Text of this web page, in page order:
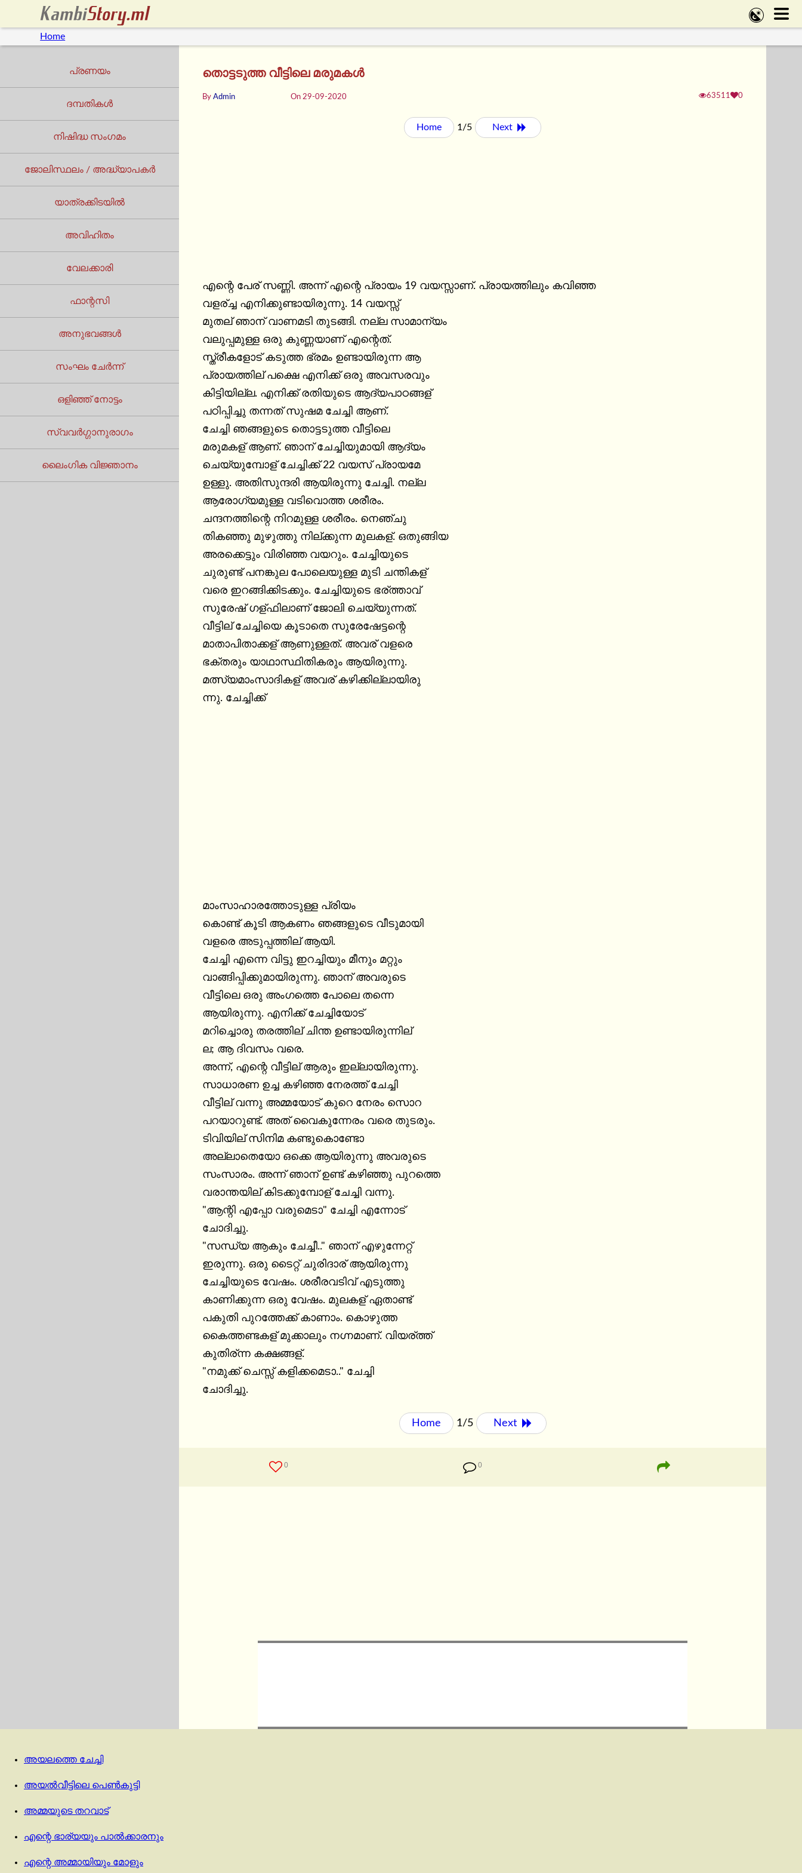
Home
പ്രണയം
ദമ്പതികൾ
നിഷിദ്ധ സംഗമം
ജോലിസ്ഥലം / അദ്ധ്യാപകർ
യാത്രക്കിടയില്‍
അവിഹിതം
വേലക്കാരി
ഫാന്റസി
അനുഭവങ്ങൾ
സംഘം ചേർന്ന്
ഒളിഞ്ഞ് നോട്ടം
സ്വവർഗ്ഗാനുരാഗം
ലൈംഗിക വിജ്ഞാനം
തൊട്ടടുത്ത വീട്ടിലെ മരുമകൾ
ByAdmin On 29-09-2020 63511 0
Home 1/5 Next
എന്റെ പേര് സണ്ണി. അന്ന് എന്റെ പ്രായം 19 വയസ്സാണ്. പ്രായത്തിലും കവിഞ്ഞ
വളര്ച്ച എനിക്കുണ്ടായിരുന്നു. 14 വയസ്സ്
മുതല് ഞാന് വാണമടി തുടങ്ങി. നല്ല സാമാന്യം
വലുപ്പമുള്ള ഒരു കുണ്ണയാണ് എന്റെത്.
സ്ത്രീകളോട് കടുത്ത ഭ്രമം ഉണ്ടായിരുന്ന ആ
പ്രായത്തില് പക്ഷെ എനിക്ക് ഒരു അവസരവും
കിട്ടിയില്ല. എനിക്ക് രതിയുടെ ആദ്യപാഠങ്ങള്
പഠിപ്പിച്ചു തന്നത് സുഷമ ചേച്ചി ആണ്.
ചേച്ചി ഞങ്ങളുടെ തൊട്ടടുത്ത വീട്ടിലെ
മരുമകള് ആണ്. ഞാന് ചേച്ചിയുമായി ആദ്യം
ചെയ്യുമ്പോള് ചേച്ചിക്ക് 22 വയസ് പ്രായമേ
ഉള്ളു. അതിസുന്ദരി ആയിരുന്നു ചേച്ചി. നല്ല
ആരോഗ്യമുള്ള വടിവൊത്ത ശരീരം.
ചന്ദനത്തിന്റെ നിറമുള്ള ശരീരം. നെഞ്ചു
തികഞ്ഞു മുഴുത്തു നില്ക്കുന്ന മുലകള്. ഒതുങ്ങിയ
അരക്കെട്ടും വിരിഞ്ഞ വയറും. ചേച്ചിയുടെ
ചുരുണ്ട് പനങ്കുല പോലെയുള്ള മുടി ചന്തികള്
വരെ ഇറങ്ങിക്കിടക്കും. ചേച്ചിയുടെ ഭര്ത്താവ്
സുരേഷ് ഗള്ഫിലാണ് ജോലി ചെയ്യുന്നത്.
വീട്ടില് ചേച്ചിയെ കൂടാതെ സുരേഷേട്ടന്റെ
മാതാപിതാക്കള് ആണുള്ളത്. അവര് വളരെ
ഭക്തരും യാഥാസ്ഥിതികരും ആയിരുന്നു.
മത്സ്യമാംസാദികള് അവര് കഴിക്കില്ലായിരു
ന്നു. ചേച്ചിക്ക്
മാംസാഹാരത്തോടുള്ള പ്രിയം
കൊണ്ട് കൂടി ആകണം ഞങ്ങളുടെ വീടുമായി
വളരെ അടുപ്പത്തില് ആയി.
ചേച്ചി എന്നെ വിട്ടു ഇറച്ചിയും മീനും മറ്റും
വാങ്ങിപ്പിക്കുമായിരുന്നു. ഞാന് അവരുടെ
വീട്ടിലെ ഒരു അംഗത്തെ പോലെ തന്നെ
ആയിരുന്നു. എനിക്ക് ചേച്ചിയോട്
മറിച്ചൊരു തരത്തില് ചിന്ത ഉണ്ടായിരുന്നില്
ല; ആ ദിവസം വരെ.
അന്ന്, എന്റെ വീട്ടില് ആരും ഇല്ലായിരുന്നു.
സാധാരണ ഉച്ച കഴിഞ്ഞ നേരത്ത് ചേച്ചി
വീട്ടില് വന്നു അമ്മയോട് കുറെ നേരം സൊറ
പറയാറുണ്ട്. അത് വൈകുന്നേരം വരെ തുടരും.
ടിവിയില് സിനിമ കണ്ടുകൊണ്ടോ
അല്ലാതെയോ ഒക്കെ ആയിരുന്നു അവരുടെ
സംസാരം. അന്ന് ഞാന് ഉണ്ട് കഴിഞ്ഞു പുറത്തെ
വരാന്തയില് കിടക്കുമ്പോള് ചേച്ചി വന്നു.
"ആന്റി എപ്പോ വരുമെടാ" ചേച്ചി എന്നോട്
ചോദിച്ചു.
"സന്ധ്യ ആകും ചേച്ചീ.." ഞാന് എഴുന്നേറ്റ്
ഇരുന്നു. ഒരു ടൈറ്റ് ചുരിദാര് ആയിരുന്നു
ചേച്ചിയുടെ വേഷം. ശരീരവടിവ് എടുത്തു
കാണിക്കുന്ന ഒരു വേഷം. മുലകള് ഏതാണ്ട്
പകുതി പുറത്തേക്ക് കാണാം. കൊഴുത്ത
കൈത്തണ്ടകള് മുക്കാലും നഗ്നമാണ്. വിയര്ത്ത്
കുതിര്ന്ന കക്ഷങ്ങള്.
"നമുക്ക് ചെസ്സ് കളിക്കമെടാ.." ചേച്ചി
ചോദിച്ചു.
Home 1/5 Next
0 0
അയലത്തെ ചേച്ചി
അയൽവീട്ടിലെ പെൺകുട്ടി
അമ്മയുടെ തറവാട്
എന്റെ ഭാര്യയും പാൽക്കാരനും
എന്റെ അമ്മായിയും മോളും